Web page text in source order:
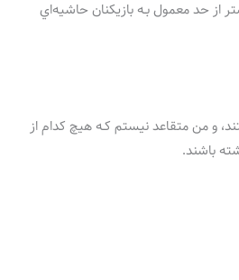
حد معمول بـه بازیکنان حاشیه‌اي
و من متقاعد نیستم کـه هیچ کدام از
باشند.